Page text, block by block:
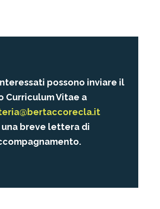
possono inviare il
Curriculum Vitae a
una breve lettera di